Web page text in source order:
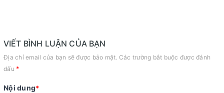
VIẾT BÌNH LUẬN CỦA BẠN
Địa chỉ email của bạn sẽ được bảo mật. Các trường bắt buộc được đánh
dấu *
Nội dung*